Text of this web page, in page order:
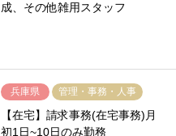
成、その他雑用スタッフ
兵庫県 管理・事務・人事
【在宅】請求事務(在宅事務)月
初1日~10日のみ勤務